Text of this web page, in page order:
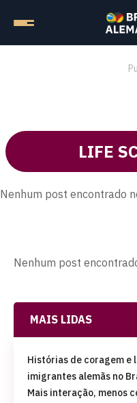
LIFE
Nenhum post encontrado
Nenhum post
MAIS LIDAS
Histórias de coragem e
imigrantes alemãs no
Mais interação, menos